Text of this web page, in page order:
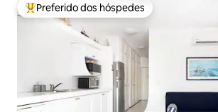
Entre os melhores preferidos dos hóspedes
Preferido dos hóspedes